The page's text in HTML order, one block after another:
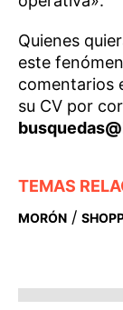
Quienes
este
comentarios
su CV por
TEMAS
MORÓN /